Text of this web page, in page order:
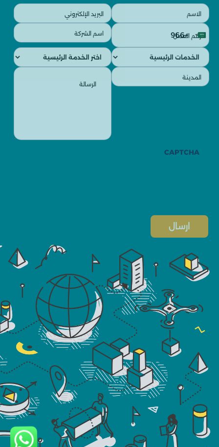
الاسم
(مطلوب)
البريد
الإلكتروني
(مطلوب)
رقم
العمل
(مطلوب)
Saudi
+966
+966
اسم
الشركة
(مطلوب)
الخدمات
الرئيسية
(مطلوب)
الخدمات
الفرعية
(مطلوب)
المدينة
الرسالة
CAPTCHA